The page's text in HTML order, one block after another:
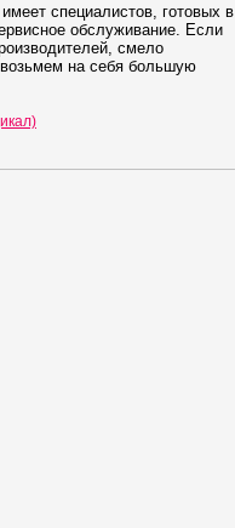
специалистов, готовых в
обслуживание. Если
смело
на себя большую